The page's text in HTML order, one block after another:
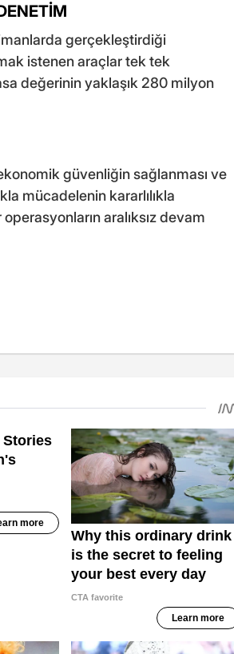
gerçekleştirdiği
istenen araçlar tek tek
değerinin yaklaşık 280 milyon
güvenliğin sağlanması ve
mücadelenin kararlılıkla
aralıksız devam